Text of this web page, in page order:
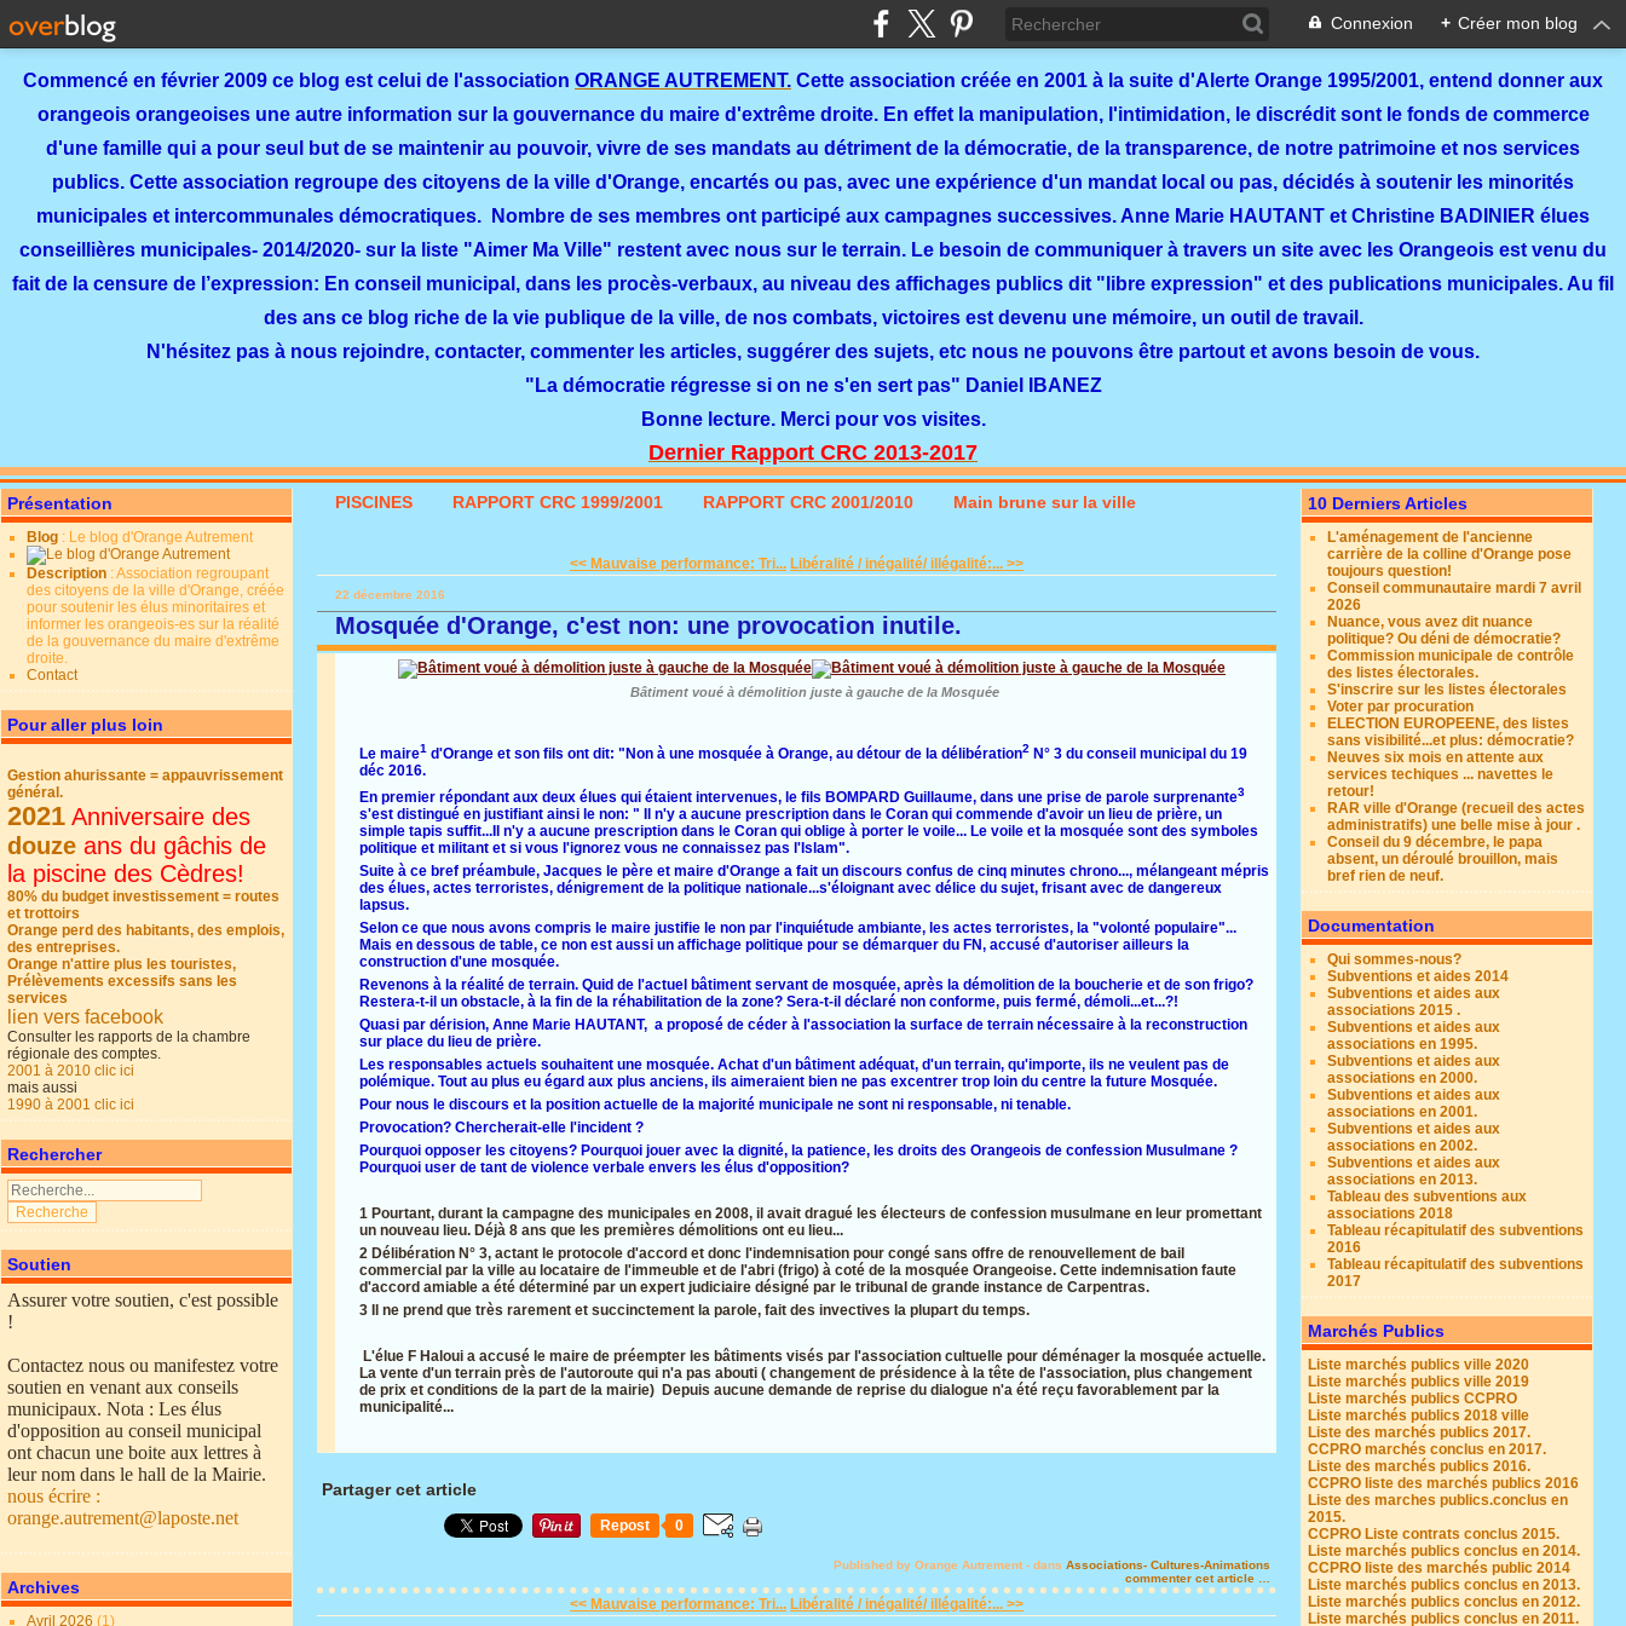
Connexion + Créer mon blog
Commencé en février 2009 ce blog est celui de l'association ORANGE AUTREMENT. Cette association créée en 2001 à la suite d'Alerte Orange 1995/2001, entend donner aux
orangeois orangeoises une autre information sur la gouvernance du maire d'extrême droite. En effet la manipulation, l'intimidation, le discrédit sont le fonds de commerce
d'une famille qui a pour seul but de se maintenir au pouvoir, vivre de ses mandats au détriment de la démocratie, de la transparence, de notre patrimoine et nos services
publics. Cette association regroupe des citoyens de la ville d'Orange, encartés ou pas, avec une expérience d'un mandat local ou pas, décidés à soutenir les minorités
municipales et intercommunales démocratiques. Nombre de ses membres ont participé aux campagnes successives. Anne Marie HAUTANT et Christine BADINIER élues
conseillières municipales- 2014/2020- sur la liste "Aimer Ma Ville" restent avec nous sur le terrain. Le besoin de communiquer à travers un site avec les Orangeois est venu du
fait de la censure de l’expression: En conseil municipal, dans les procès-verbaux, au niveau des affichages publics dit "libre expression" et des publications municipales. Au fil
des ans ce blog riche de la vie publique de la ville, de nos combats, victoires est devenu une mémoire, un outil de travail.
N'hésitez pas à nous rejoindre, contacter, commenter les articles, suggérer des sujets, etc nous ne pouvons être partout et avons besoin de vous.
"La démocratie régresse si on ne s'en sert pas" Daniel IBANEZ
Bonne lecture. Merci pour vos visites.
Dernier Rapport CRC 2013-2017
Présentation
Blog : Le blog d'Orange Autrement
Description : Association regroupant
des citoyens de la ville d'Orange, créée
pour soutenir les élus minoritaires et
informer les orangeois-es sur la réalité
de la gouvernance du maire d'extrême
droite.
Contact
Pour aller plus loin
Gestion ahurissante = appauvrissement
général.
2021 Anniversaire des
douze ans du gâchis de
la piscine des Cèdres!
80% du budget investissement = routes
et trottoirs
Orange perd des habitants, des emplois,
des entreprises.
Orange n'attire plus les touristes,
Prélèvements excessifs sans les
services
lien vers facebook
Consulter les rapports de la chambre
régionale des comptes.
2001 à 2010 clic ici
mais aussi
1990 à 2001 clic ici
Rechercher
Soutien
Assurer votre soutien, c'est possible
!
Contactez nous ou manifestez votre
soutien en venant aux conseils
municipaux. Nota : Les élus
d'opposition au conseil municipal
ont chacun une boite aux lettres à
leur nom dans le hall de la Mairie.
nous écrire :
orange.autrement@laposte.net
Archives
Avril 2026(1)
PISCINES RAPPORT CRC 1999/2001 RAPPORT CRC 2001/2010 Main brune sur la ville
<< Mauvaise performance: Tri... Libéralité / inégalité/ illégalité:... >>
22 décembre 2016
Mosquée d'Orange, c'est non: une provocation inutile.
Bâtiment voué à démolition juste à gauche de la Mosquée
Le maire1 d'Orange et son fils ont dit: "Non à une mosquée à Orange, au détour de la délibération2 N° 3 du conseil municipal du 19
déc 2016.
En premier répondant aux deux élues qui étaient intervenues, le fils BOMPARD Guillaume, dans une prise de parole surprenante3
s'est distingué en justifiant ainsi le non: " Il n'y a aucune prescription dans le Coran qui commende d'avoir un lieu de prière, un
simple tapis suffit...Il n'y a aucune prescription dans le Coran qui oblige à porter le voile... Le voile et la mosquée sont des symboles
politique et militant et si vous l'ignorez vous ne connaissez pas l'Islam".
Suite à ce bref préambule, Jacques le père et maire d'Orange a fait un discours confus de cinq minutes chrono..., mélangeant mépris
des élues, actes terroristes, dénigrement de la politique nationale...s'éloignant avec délice du sujet, frisant avec de dangereux
lapsus.
Selon ce que nous avons compris le maire justifie le non par l'inquiétude ambiante, les actes terroristes, la "volonté populaire"...
Mais en dessous de table, ce non est aussi un affichage politique pour se démarquer du FN, accusé d'autoriser ailleurs la
construction d'une mosquée.
Revenons à la réalité de terrain. Quid de l'actuel bâtiment servant de mosquée, après la démolition de la boucherie et de son frigo?
Restera-t-il un obstacle, à la fin de la réhabilitation de la zone? Sera-t-il déclaré non conforme, puis fermé, démoli...et...?!
Quasi par dérision, Anne Marie HAUTANT, a proposé de céder à l'association la surface de terrain nécessaire à la reconstruction
sur place du lieu de prière.
Les responsables actuels souhaitent une mosquée. Achat d'un bâtiment adéquat, d'un terrain, qu'importe, ils ne veulent pas de
polémique. Tout au plus eu égard aux plus anciens, ils aimeraient bien ne pas excentrer trop loin du centre la future Mosquée.
Pour nous le discours et la position actuelle de la majorité municipale ne sont ni responsable, ni tenable.
Provocation? Chercherait-elle l'incident ?
Pourquoi opposer les citoyens? Pourquoi jouer avec la dignité, la patience, les droits des Orangeois de confession Musulmane ?
Pourquoi user de tant de violence verbale envers les élus d'opposition?
1 Pourtant, durant la campagne des municipales en 2008, il avait dragué les électeurs de confession musulmane en leur promettant
un nouveau lieu. Déjà 8 ans que les premières démolitions ont eu lieu...
2 Délibération N° 3, actant le protocole d'accord et donc l'indemnisation pour congé sans offre de renouvellement de bail
commercial par la ville au locataire de l'immeuble et de l'abri (frigo) à coté de la mosquée Orangeoise. Cette indemnisation faute
d'accord amiable a été déterminé par un expert judiciaire désigné par le tribunal de grande instance de Carpentras.
3 Il ne prend que très rarement et succinctement la parole, fait des invectives la plupart du temps.
L'élue F Haloui a accusé le maire de préempter les bâtiments visés par l'association cultuelle pour déménager la mosquée actuelle.
La vente d'un terrain près de l'autoroute qui n'a pas abouti ( changement de présidence à la tête de l'association, plus changement
de prix et conditions de la part de la mairie) Depuis aucune demande de reprise du dialogue n'a été reçu favorablement par la
municipalité...
Partager cet article
Repost 0
Published by Orange Autrement - dansAssociations- Cultures-Animations
commenter cet article
<< Mauvaise performance: Tri... Libéralité / inégalité/ illégalité:... >>
10 Derniers Articles
L'aménagement de l'ancienne
carrière de la colline d'Orange pose
toujours question!
Conseil communautaire mardi 7 avril
2026
Nuance, vous avez dit nuance
politique? Ou déni de démocratie?
Commission municipale de contrôle
des listes électorales.
S'inscrire sur les listes électorales
Voter par procuration
ELECTION EUROPEENE, des listes
sans visibilité...et plus: démocratie?
Neuves six mois en attente aux
services techiques ... navettes le
retour!
RAR ville d'Orange (recueil des actes
administratifs) une belle mise à jour .
Conseil du 9 décembre, le papa
absent, un déroulé brouillon, mais
bref rien de neuf.
Documentation
Qui sommes-nous?
Subventions et aides 2014
Subventions et aides aux
associations 2015 .
Subventions et aides aux
associations en 1995.
Subventions et aides aux
associations en 2000.
Subventions et aides aux
associations en 2001.
Subventions et aides aux
associations en 2002.
Subventions et aides aux
associations en 2013.
Tableau des subventions aux
associations 2018
Tableau récapitulatif des subventions
2016
Tableau récapitulatif des subventions
2017
Marchés Publics
Liste marchés publics ville 2020
Liste marchés publics ville 2019
Liste marchés publics CCPRO
Liste marchés publics 2018 ville
Liste des marchés publics 2017.
CCPRO marchés conclus en 2017.
Liste des marchés publics 2016.
CCPRO liste des marchés publics 2016
Liste des marches publics.conclus en
2015.
CCPRO Liste contrats conclus 2015.
Liste marchés publics conclus en 2014.
CCPRO liste des marchés public 2014
Liste marchés publics conclus en 2013.
Liste marchés publics conclus en 2012.
Liste marchés publics conclus en 2011.